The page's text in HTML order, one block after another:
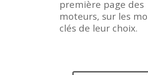
première page des
moteurs, sur les
clés de leur choix.